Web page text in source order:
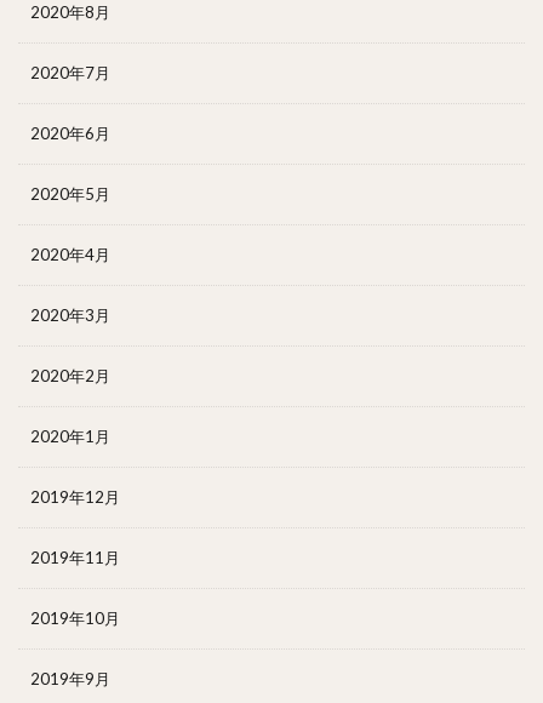
2020年8月
2020年7月
2020年6月
2020年5月
2020年4月
2020年3月
2020年2月
2020年1月
2019年12月
2019年11月
2019年10月
2019年9月